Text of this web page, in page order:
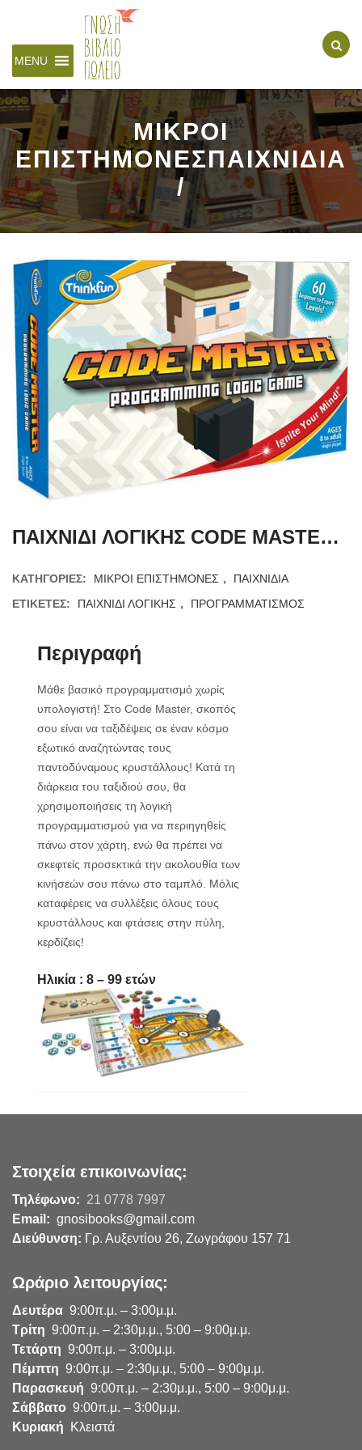
MENU
ΜΙΚΡΟΙ
ΕΠΙΣΤΗΜΟΝΕΣΠΑΙΧΝΙΔΙΑ
/
ΠΑΙΧΝΙΔΙ ΛΟΓΙΚΗΣ CODE MASTER – THINKFUN
ΚΑΤΗΓΟΡΊΕΣ: ΜΙΚΡΟΙ ΕΠΙΣΤΗΜΟΝΕΣ ,
ΠΑΙΧΝΙΔΙΑ
ΕΤΙΚΈΤΕΣ:
ΠΑΙΧΝΙΔΙ ΛΟΓΙΚΗΣ , ΠΡΟΓΡΑΜΜΑΤΙΣΜΟΣ
Περιγραφή
Μάθε βασικό προγραμματισμό χωρίς
υπολογιστή! Στο Code Master, σκοπός
σου είναι να ταξιδέψεις σε έναν κόσμο
εξωτικό αναζητώντας τους
παντοδύναμους κρυστάλλους! Κατά τη
διάρκεια του ταξιδιού σου, θα
χρησιμοποιήσεις τη λογική
προγραμματισμού για να περιηγηθείς
πάνω στον χάρτη, ενώ θα πρέπει να
σκεφτείς προσεκτικά την ακολουθία των
κινήσεών σου πάνω στο ταμπλό. Μόλις
καταφέρεις να συλλέξεις όλους τους
κρυστάλλους και φτάσεις στην πύλη,
κερδίζεις!
Ηλικία : 8 – 99 ετών
Στοιχεία επικοινωνίας:
Τηλέφωνο: 21 0778 7997
Email: gnosibooks@gmail.com
Διεύθυνση: Γρ. Αυξεντίου 26, Ζωγράφου 157 71
Ωράριο λειτουργίας:
Δευτέρα 9:00π.μ. – 3:00μ.μ.
Τρίτη 9:00π.μ. – 2:30μ.μ., 5:00 – 9:00μ.μ.
Τετάρτη 9:00π.μ. – 3:00μ.μ.
Πέμπτη 9:00π.μ. – 2:30μ.μ., 5:00 – 9:00μ.μ.
Παρασκευή 9:00π.μ. – 2:30μ.μ., 5:00 – 9:00μ.μ.
Σάββατο 9:00π.μ. – 3:00μ.μ.
Κυριακή Κλειστά